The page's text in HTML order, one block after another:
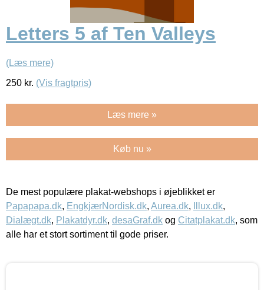
Letters 5 af Ten Valleys
(Læs mere)
250 kr. (Vis fragtpris)
Læs mere »
Køb nu »
De mest populære plakat-webshops i øjeblikket er
Papapapa.dk, EngkjærNordisk.dk, Aurea.dk, Illux.dk,
Dialægt.dk, Plakatdyr.dk, desaGraf.dk og Citatplakat.dk, som
alle har et stort sortiment til gode priser.